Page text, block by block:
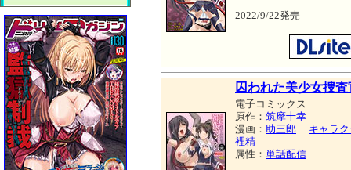
2022/9/22発売
囚われた美少女捜
電子コミックス
原作： 筑摩十幸
漫画： 助三郎
キャラ
裡精
属性： 単話配信